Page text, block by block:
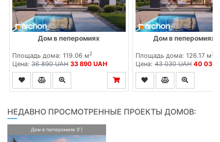
Дом в пеперомиях
Площадь дома: 119.06 м2
Цена: 36 890 UAH 33 890 UAH
Дом в пеперомиях
Площадь дома: 126.17 м2
Цена:43 030 UAH 40 030
НЕДАВНО ПРОСМОТРЕННЫЕ ПРОЕКТЫ ДОМОВ:
Дом в пеперомиях (Г)